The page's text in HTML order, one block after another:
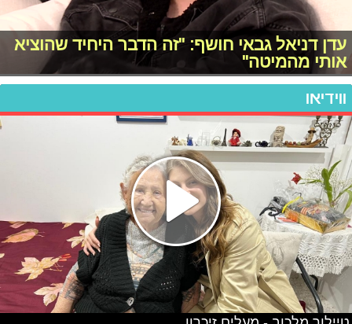
עדן דניאל גבאי חושף: "זה הדבר היחיד שהוציא
אותי מהמיטה"
ווידיאו